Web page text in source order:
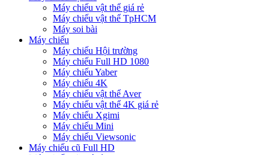
Máy chiếu vật thể giá rẻ
Máy chiếu vật thể TpHCM
Máy soi bài
Máy chiếu
Máy chiếu Hội trường
Máy chiếu Full HD 1080
Máy chiếu Yaber
Máy chiếu 4K
Máy chiếu vật thể Aver
Máy chiếu vật thể 4K giá rẻ
Máy chiếu Xgimi
Máy chiếu Mini
Máy chiếu Viewsonic
Máy chiếu cũ Full HD